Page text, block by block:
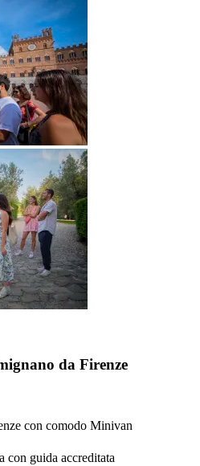
da Firenze
con comodo Minivan
con guida accreditata